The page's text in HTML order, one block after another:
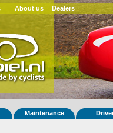
About us Dealers
Maintenance